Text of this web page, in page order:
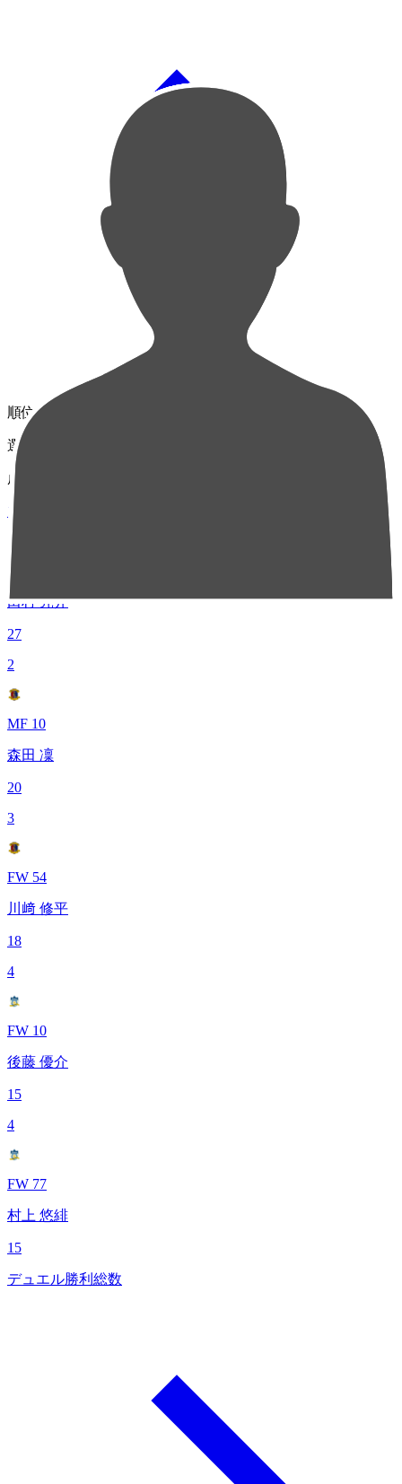
順位
選手名
成績
1
MF 7
田村 亮介
27
2
MF 10
森田 凜
20
3
FW 54
川﨑 修平
18
4
FW 10
後藤 優介
15
4
FW 77
村上 悠緋
15
デュエル勝利総数